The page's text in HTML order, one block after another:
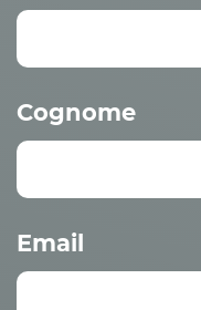
Cognome
Email